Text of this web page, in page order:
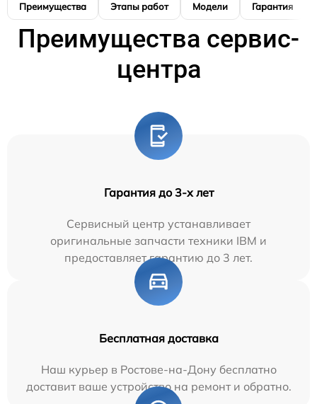
Преимущества Этапы работ Модели Гарантия
Преимущества сервис-
центра
Гарантия до 3-х лет
Сервисный центр устанавливает
оригинальные запчасти техники IBM и
предоставляет гарантию до 3 лет.
Бесплатная доставка
Наш курьер в Ростове-на-Дону бесплатно
доставит ваше устройство на ремонт и обратно.